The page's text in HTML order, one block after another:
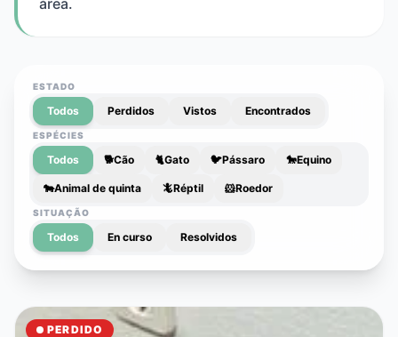
área.
ESTADO
Todos Perdidos Vistos Encontrados
ESPÉCIES
Todos 🐕Cão 🐈Gato 🐦Pássaro 🐎Equino
🐄Animal de quinta 🦎Réptil 🐹Roedor
SITUAÇÃO
Todos En curso Resolvidos
PERDIDO